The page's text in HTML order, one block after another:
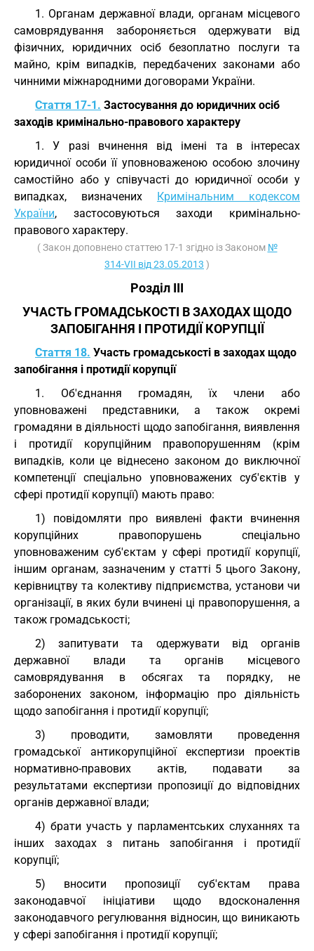
1. Органам державної влади, органам місцевого
самоврядування забороняється одержувати від
фізичних, юридичних осіб безоплатно послуги та
майно, крім випадків, передбачених законами або
чинними міжнародними договорами України.
Стаття 17-1. Застосування до юридичних осіб
заходів кримінально-правового характеру
1. У разі вчинення від імені та в інтересах
юридичної особи її уповноваженою особою злочину
самостійно або у співучасті до юридичної особи у
випадках, визначених Кримінальним кодексом
України, застосовуються заходи кримінально-
правового характеру.
( Закон доповнено статтею 17-1 згідно із Законом №
314-VII від 23.05.2013 )
Розділ III
УЧАСТЬ ГРОМАДСЬКОСТІ В ЗАХОДАХ ЩОДО
ЗАПОБІГАННЯ І ПРОТИДІЇ КОРУПЦІЇ
Стаття 18. Участь громадськості в заходах щодо
запобігання і протидії корупції
1. Об'єднання громадян, їх члени або
уповноважені представники, а також окремі
громадяни в діяльності щодо запобігання, виявлення
і протидії корупційним правопорушенням (крім
випадків, коли це віднесено законом до виключної
компетенції спеціально уповноважених суб'єктів у
сфері протидії корупції) мають право:
1) повідомляти про виявлені факти вчинення
корупційних правопорушень спеціально
уповноваженим суб'єктам у сфері протидії корупції,
іншим органам, зазначеним у статті 5 цього Закону,
керівництву та колективу підприємства, установи чи
організації, в яких були вчинені ці правопорушення, а
також громадськості;
2) запитувати та одержувати від органів
державної влади та органів місцевого
самоврядування в обсягах та порядку, не
заборонених законом, інформацію про діяльність
щодо запобігання і протидії корупції;
3) проводити, замовляти проведення
громадської антикорупційної експертизи проектів
нормативно-правових актів, подавати за
результатами експертизи пропозиції до відповідних
органів державної влади;
4) брати участь у парламентських слуханнях та
інших заходах з питань запобігання і протидії
корупції;
5) вносити пропозиції суб'єктам права
законодавчої ініціативи щодо вдосконалення
законодавчого регулювання відносин, що виникають
у сфері запобігання і протидії корупції;